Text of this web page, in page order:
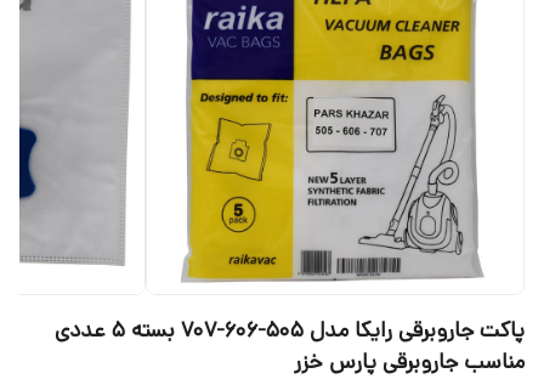
پاکت جاروبرقی رایکا مدل 505-606-707 بسته 5 عددی
مناسب جاروبرقی پارس خزر